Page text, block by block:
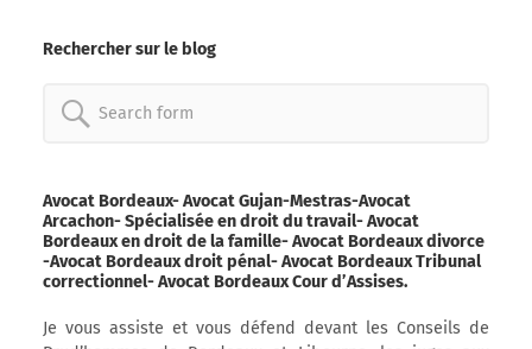
Rechercher sur le blog
Search
Avocat Bordeaux- Avocat Gujan-Mestras-Avocat
Arcachon- Spécialisée en droit du travail- Avocat
Bordeaux en droit de la famille- Avocat Bordeaux divorce
-Avocat Bordeaux droit pénal- Avocat Bordeaux Tribunal
correctionnel- Avocat Bordeaux Cour d’Assises.
Je vous assiste et vous défend devant les Conseils de